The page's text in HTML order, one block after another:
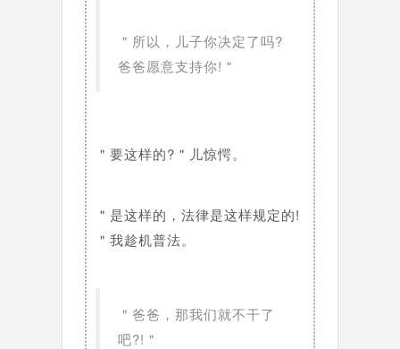
＂所以，儿子你决定了吗?
爸爸愿意支持你!＂
＂要这样的?＂儿惊愕。
＂是这样的，法律是这样规定的!
＂我趁机普法。
＂爸爸，那我们就不干了
吧?!＂